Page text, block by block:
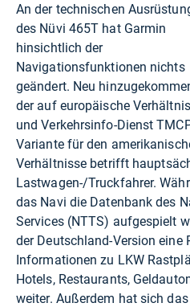
An der technischen
des Nüvi 465T hat Garmin
hinsichtlich der
Navigationsfunktionen nichts
geändert. Neu
der auf europäische
und Verkehrsinfo-Dienst
Variante für den
Verhältnisse betrifft
Lastwagen-/Truckfahrer.
das Navi die Datenbank des
Services (NTTS) aufgespielt
der Deutschland-Version eine
Informationen zu LKW
Hotels, Restaurants,
weiter. Außerdem hat sich